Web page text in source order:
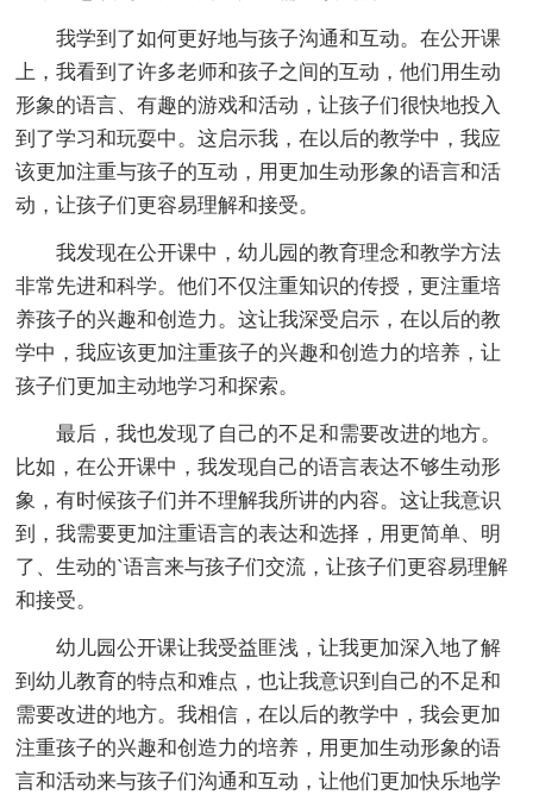
我学到了如何更好地与孩子沟通和互动。在公开课
上，我看到了许多老师和孩子之间的互动，他们用生动
形象的语言、有趣的游戏和活动，让孩子们很快地投入
到了学习和玩耍中。这启示我，在以后的教学中，我应
该更加注重与孩子的互动，用更加生动形象的语言和活
动，让孩子们更容易理解和接受。
我发现在公开课中，幼儿园的教育理念和教学方法
非常先进和科学。他们不仅注重知识的传授，更注重培
养孩子的兴趣和创造力。这让我深受启示，在以后的教
学中，我应该更加注重孩子的兴趣和创造力的培养，让
孩子们更加主动地学习和探索。
最后，我也发现了自己的不足和需要改进的地方。
比如，在公开课中，我发现自己的语言表达不够生动形
象，有时候孩子们并不理解我所讲的内容。这让我意识
到，我需要更加注重语言的表达和选择，用更简单、明
了、生动的`语言来与孩子们交流，让孩子们更容易理解
和接受。
幼儿园公开课让我受益匪浅，让我更加深入地了解
到幼儿教育的特点和难点，也让我意识到自己的不足和
需要改进的地方。我相信，在以后的教学中，我会更加
注重孩子的兴趣和创造力的培养，用更加生动形象的语
言和活动来与孩子们沟通和互动，让他们更加快乐地学